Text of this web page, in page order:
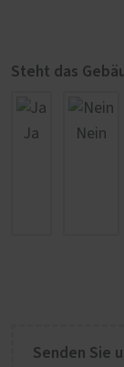
Steht das
Ja Nein
Senden Sie